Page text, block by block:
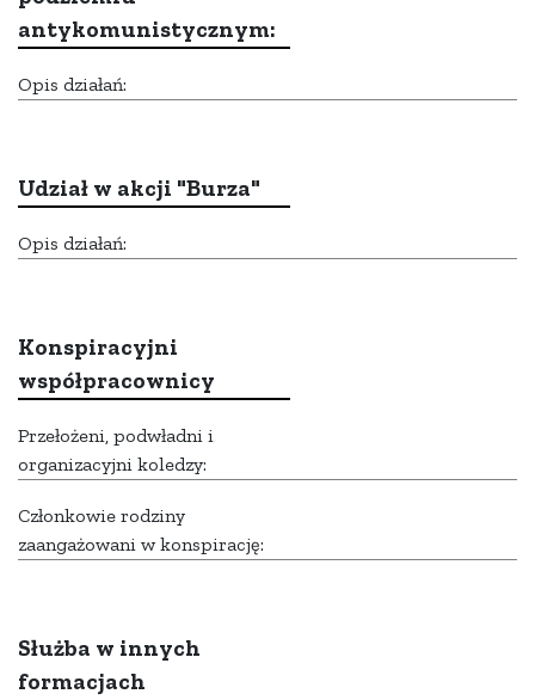
antykomunistycznym:
Opis działań:
Udział w akcji "Burza"
Opis działań:
Konspiracyjni
współpracownicy
Przełożeni, podwładni i
organizacyjni koledzy:
Członkowie rodziny
zaangażowani w konspirację:
Służba w innych
formacjach